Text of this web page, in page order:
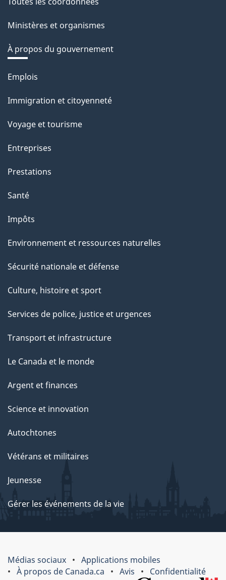
Ministères et organismes
À propos du gouvernement
Thèmes
sujets
Emplois
Immigration et citoyenneté
Voyage et tourisme
Entreprises
Prestations
Santé
Impôts
Environnement et ressources naturelles
Sécurité nationale et défense
Culture, histoire et sport
Services de police, justice et urgences
Transport et infrastructure
Le Canada et le monde
Argent et finances
Science et innovation
Autochtones
Vétérans et militaires
Jeunesse
Gérer les événements de la vie
Médias sociaux
Applications mobiles
À propos de Canada.ca
Avis Confidentialité